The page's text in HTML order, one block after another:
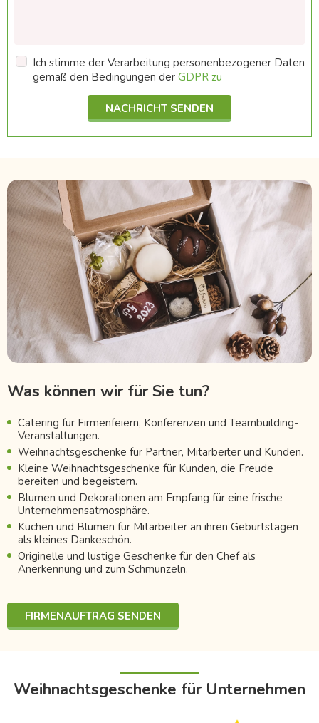
Ich stimme der Verarbeitung personenbezogener Daten
gemäß den Bedingungen der GDPR zu
NACHRICHT SENDEN
Was können wir für Sie tun?
Catering für Firmenfeiern, Konferenzen und Teambuilding-
Veranstaltungen.
Weihnachtsgeschenke für Partner, Mitarbeiter und Kunden.
Kleine Weihnachtsgeschenke für Kunden, die Freude
bereiten und begeistern.
Blumen und Dekorationen am Empfang für eine frische
Unternehmensatmosphäre.
Kuchen und Blumen für Mitarbeiter an ihren Geburtstagen
als kleines Dankeschön.
Originelle und lustige Geschenke für den Chef als
Anerkennung und zum Schmunzeln.
FIRMENAUFTRAG SENDEN
Weihnachtsgeschenke für Unternehmen